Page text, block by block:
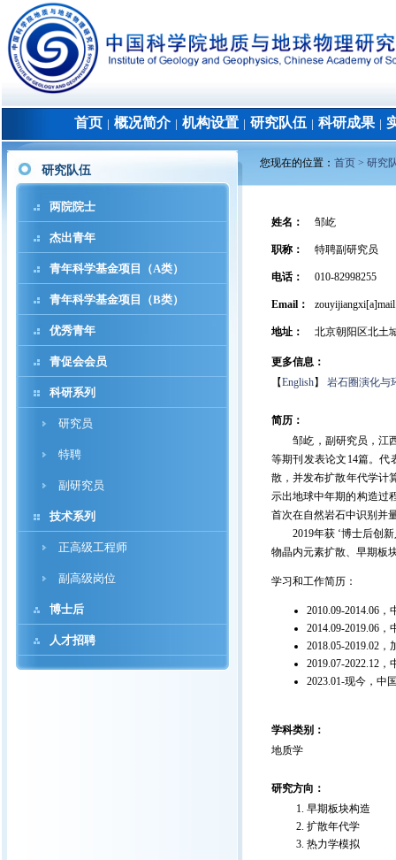
首页 概况简介│ 机构设置 研究队伍 科研成果│
研究队伍
两院院士
杰出青年
青年科学基金项目（A类）
青年科学基金项目（B类）
优秀青年
青促会会员
科研系列
研究员
特聘
副研究员
技术系列
正高级工程师
副高级岗位
博士后
人才招聘
您现在的位置： 首页 > 研究
姓名 ： 邹屹
职称 ： 特聘副研究员
电话： 010-82998255
Email：
地址 ： 北京朝阳区北土
更多信息：
【English】 岩石圈演化与
简历：
邹屹，副研究员，江西
等期刊发表论文14篇。代
散，并发布扩散年代学计
示出地球中年期的构造过
首次在自然岩石中识别并
2019年获 ‘博士后创新
物晶内元素扩散、早期板
学习和工作简历：
2010.09-2014.06
2014.09-2019.06
2018.05-2019.02
2019.07-2022.12
2023.01-现今，中
学科类别：
地质学
研究方向：
早期板块构造
扩散年代学
热力学模拟